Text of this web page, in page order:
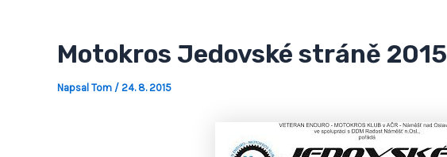
Motokros Jedovské stráně 2015
Napsal Tom / 24. 8. 2015